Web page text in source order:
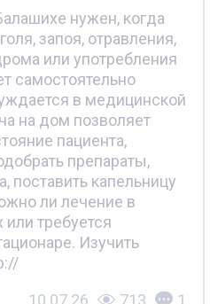
нужен, когда
запоя, отравления,
или употребления
самостоятельно
в медицинской
на дом позволяет
пациента,
препараты,
поставить капельницу
ли лечение в
требуется
Изучить
10.07.26 713 1